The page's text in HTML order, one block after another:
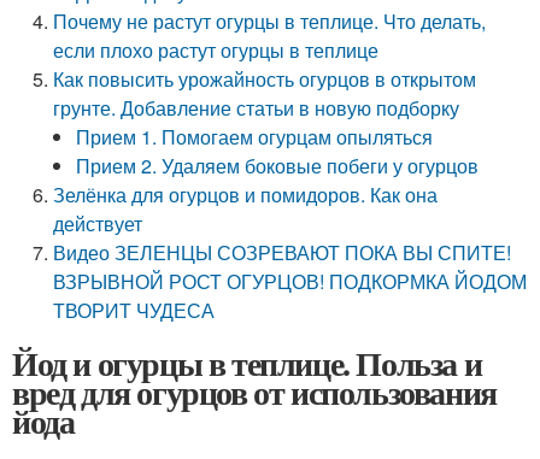
Почему не растут огурцы в теплице. Что делать,
если плохо растут огурцы в теплице
Как повысить урожайность огурцов в открытом
грунте. Добавление статьи в новую подборку
Прием 1. Помогаем огурцам опыляться
Прием 2. Удаляем боковые побеги у огурцов
Зелёнка для огурцов и помидоров. Как она
действует
Видео ЗЕЛЕНЦЫ СОЗРЕВАЮТ ПОКА ВЫ СПИТЕ!
ВЗРЫВНОЙ РОСТ ОГУРЦОВ! ПОДКОРМКА ЙОДОМ
ТВОРИТ ЧУДЕСА
Йод и огурцы в теплице. Польза и
вред для огурцов от использования
йода